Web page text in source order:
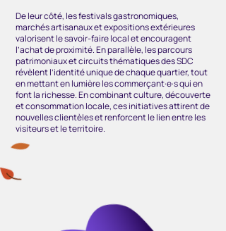
De leur côté, les festivals gastronomiques,
marchés artisanaux et expositions extérieures
valorisent le savoir-faire local et encouragent
l’achat de proximité. En parallèle, les parcours
patrimoniaux et circuits thématiques des SDC
révèlent l’identité unique de chaque quartier, tout
en mettant en lumière les commerçant·e·s qui en
font la richesse. En combinant culture, découverte
et consommation locale, ces initiatives attirent de
nouvelles clientèles et renforcent le lien entre les
visiteurs et le territoire.